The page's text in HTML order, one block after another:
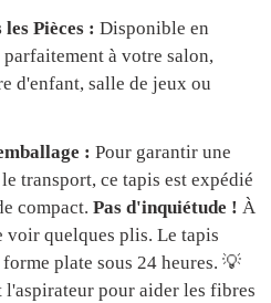
Pièces : Disponible en
à votre salon,
d'enfant, salle de jeux ou
: Pour garantir une
transport, ce tapis est expédié
compact. Pas d'inquiétude ! À
quelques plis. Le tapis
plate sous 24 heures. 💡
l'aspirateur pour aider les fibres